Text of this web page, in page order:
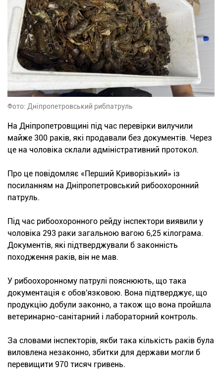
Фото: Дніпропетровський рибпатруль
На Дніпропетровщині під час перевірки вилучили
майже 300 раків, які продавали без документів. Через
це на чоловіка склали адміністративний протокол.
Про це повідомляє «Перший Криворізький» із
посиланням на Дніпропетровський рибоохоронний
патруль.
Під час рибоохоронного рейду інспектори виявили у
чоловіка 293 раки загальною вагою 6,25 кілограма.
Документів, які підтверджували б законність
походження раків, він не мав.
У рибоохоронному патрулі пояснюють, що така
документація є обов'язковою. Вона підтверджує, що
продукцію добули законно, а також що вона пройшла
ветеринарно-санітарний і лабораторний контроль.
За словами інспекторів, якби така кількість раків була
виловлена незаконно, збитки для держави могли б
перевищити 970 тисяч гривень.